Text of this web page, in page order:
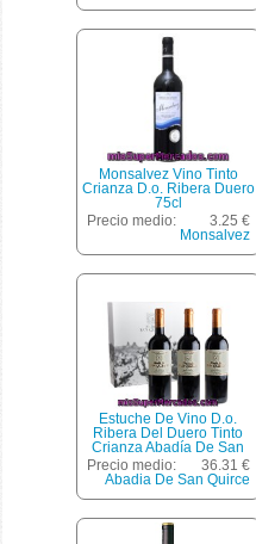
Monsalvez Vino Tinto
Crianza D.o. Ribera Duero
75cl
Precio medio:
3.25 €
Monsalvez
Estuche De Vino D.o.
Ribera Del Duero Tinto
Crianza Abadía De San
Quirce Pack 3x75 Cl.
Precio medio:
36.31 €
Abadia De San Quirce